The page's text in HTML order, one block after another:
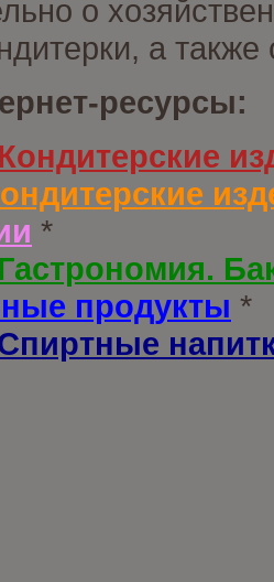
о
а
ресурсы:
*
продукты *